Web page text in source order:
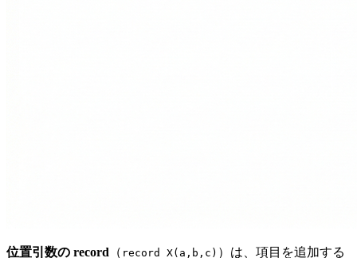
位置引数の record （ record X(a,b,c) ）は、項目を追加する